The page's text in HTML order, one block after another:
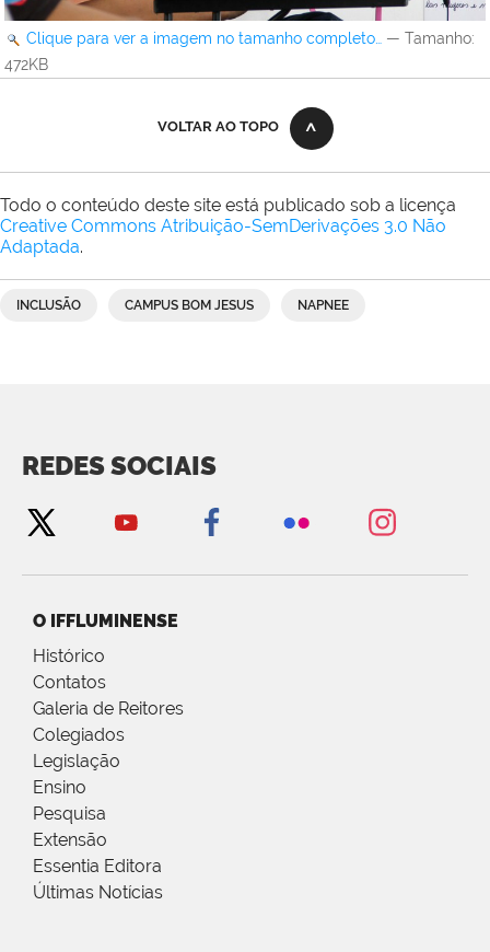
Clique para ver a imagem no tamanho completo… — Tamanho:
472KB
VOLTAR AO TOPO
Todo o conteúdo deste site está publicado sob a licença
Creative Commons Atribuição-SemDerivações 3.0 Não
Adaptada.
INCLUSÃO CAMPUS BOM JESUS NAPNEE
REDES SOCIAIS
O IFFLUMINENSE
Histórico
Contatos
Galeria de Reitores
Colegiados
Legislação
Ensino
Pesquisa
Extensão
Essentia Editora
Últimas Notícias